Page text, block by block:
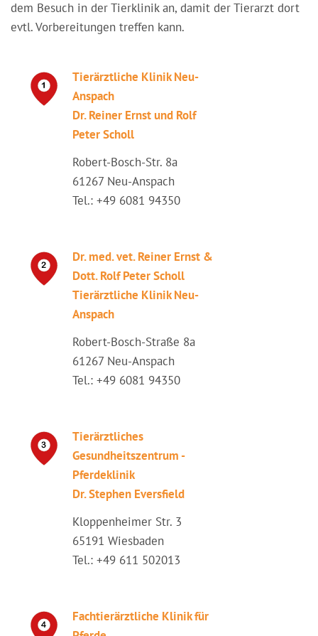
dem Besuch in der Tierklinik an, damit der Tierarzt dort
evtl. Vorbereitungen treffen kann.
Tierärztliche Klinik Neu-
Anspach
Dr. Reiner Ernst und Rolf
Peter Scholl
Robert-Bosch-Str. 8a
61267 Neu-Anspach
Tel.: +49 6081 94350
Dr. med. vet. Reiner Ernst &
Dott. Rolf Peter Scholl
Tierärztliche Klinik Neu-
Anspach
Robert-Bosch-Straße 8a
61267 Neu-Anspach
Tel.: +49 6081 94350
Tierärztliches
Gesundheitszentrum -
Pferdeklinik
Dr. Stephen Eversfield
Kloppenheimer Str. 3
65191 Wiesbaden
Tel.: +49 611 502013
Fachtierärztliche Klinik für